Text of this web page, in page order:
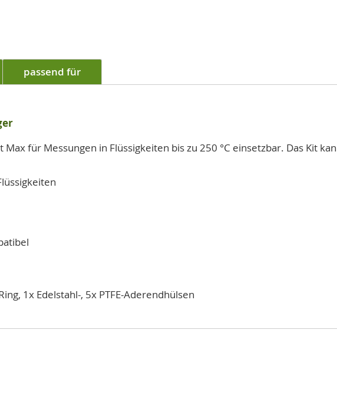
passend für
Max für Messungen in Flüssigkeiten bis zu 250 °C einsetzbar. Das Kit
1x Edelstahl-, 5x PTFE-Aderendhülsen